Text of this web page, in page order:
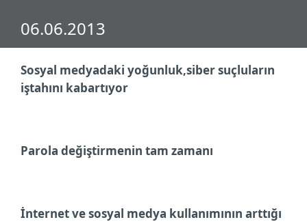
06.06.2013
Sosyal medyadaki yoğunluk,siber suçluların
iştahını kabartıyor
Parola değiştirmenin tam zamanı
İnternet ve sosyal medya kullanımının arttığı